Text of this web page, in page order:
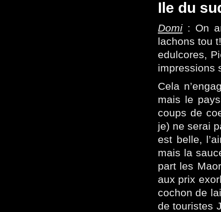
Ile du
Domi : On
lachons tou
edulcores,
impressions
Cela
mais le
coups de
je) ne serai
est belle,
mais la
part les
aux prix
cochon de
de touristes